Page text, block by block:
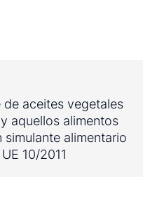
aceites vegetales
aquellos alimentos
alimentario
10/2011